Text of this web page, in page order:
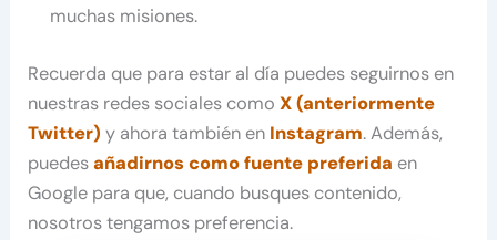
muchas misiones.
Recuerda que para estar al día puedes seguirnos en
nuestras redes sociales comoX (anteriormente
Twitter) y ahora también en Instagram. Además,
puedesañadirnos como fuente preferida en
Google para que, cuando busques contenido,
nosotros tengamos preferencia.